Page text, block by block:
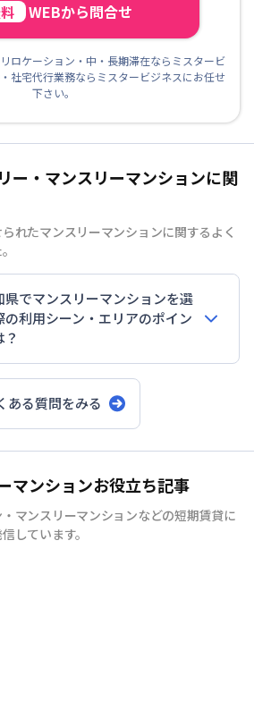
WEBから問合せ
ロケーション・中・長期滞在ならミスタービ
社宅代行業務ならミスタービジネスにお任せ
下さい。
ー・マンスリーマンションに関
れたマンスリーマンションに関するよく
県でマンスリーマンションを選
の利用シーン・エリアのポイン
？
円〜13万円前後
家具・家電付き、インターネット
ある質問をみる
マンションお役立ち記事
マンスリーマンションなどの短期賃貸に
しています。